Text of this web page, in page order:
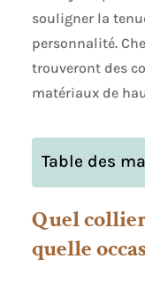
souligner la
personnalité.
trouveront des
matériaux de
Table des
Quel
quelle